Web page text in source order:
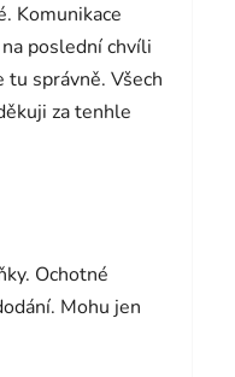
Komunikace
poslední chvíli
správně. Všech
za tenhle
Ochotné
Mohu jen